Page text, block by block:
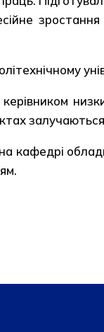
залучаються
кафедрі